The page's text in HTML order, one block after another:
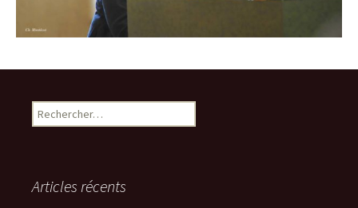
Rechercher :
Articles récents